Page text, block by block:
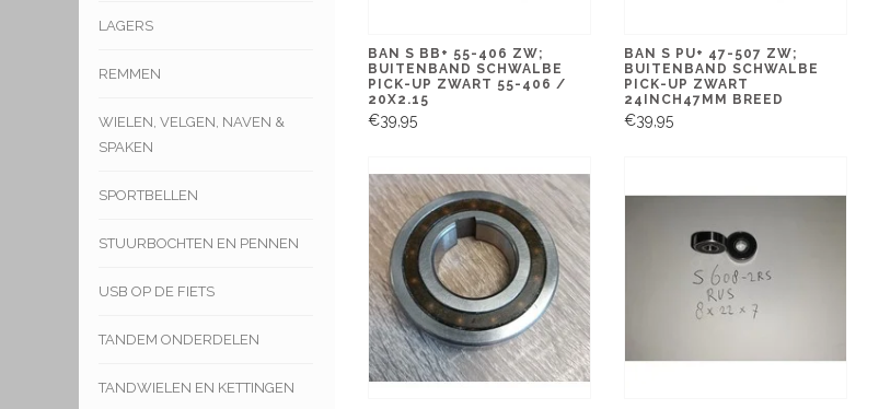
LAGERS
REMMEN
WIELEN, VELGEN, NAVEN &
SPAKEN
SPORTBELLEN
STUURBOCHTEN EN PENNEN
USB OP DE FIETS
TANDEM ONDERDELEN
TANDWIELEN EN KETTINGEN
BAN S BB+ 55-406 ZW;
BUITENBAND SCHWALBE
PICK-UP ZWART 55-406 /
20X2.15
€39,95
BAN S PU+ 47-507 ZW;
BUITENBAND SCHWALBE
PICK-UP ZWART
24INCH47MM BREED
€39,95